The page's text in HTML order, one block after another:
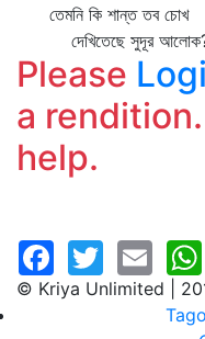
তেমনি কি শান্ত তব চোখ
দেখিতেছে সুদূর
Please
a rendition.
help.
© Kriya Unlimited |